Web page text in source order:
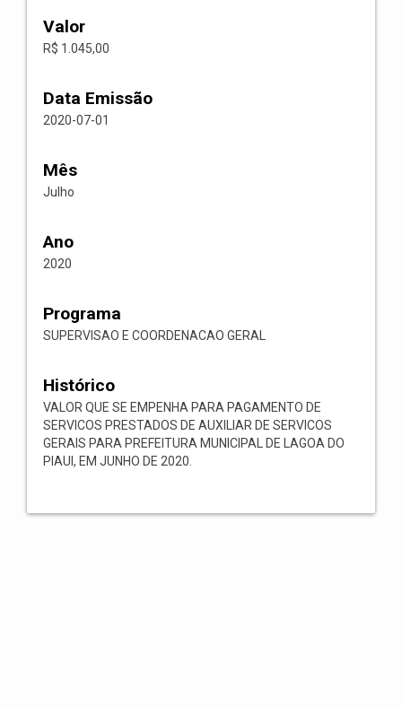
Valor
R$ 1.045,00
Data Emissão
2020-07-01
Mês
Julho
Ano
2020
Programa
SUPERVISAO E COORDENACAO GERAL
Histórico
VALOR QUE SE EMPENHA PARA PAGAMENTO DE
SERVICOS PRESTADOS DE AUXILIAR DE SERVICOS
GERAIS PARA PREFEITURA MUNICIPAL DE LAGOA DO
PIAUI, EM JUNHO DE 2020.